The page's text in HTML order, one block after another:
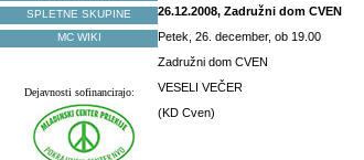
SPLETNE SKUPINE
MC WIKI
Dejavnosti sofinancirajo:
26.12.2008, Zadružni dom CVEN
Petek, 26. december, ob 19.00
Zadružni dom CVEN
VESELI VEČER
(KD Cven)